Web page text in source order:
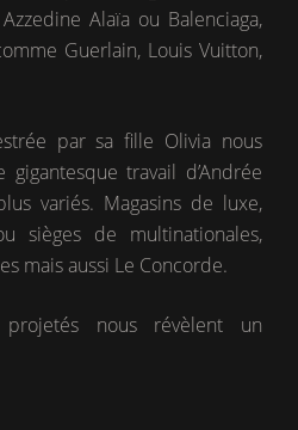
Alaïa ou Balenciaga,
Guerlain, Louis Vuitton,
par sa fille Olivia nous
travail d’Andrée
variés. Magasins de luxe,
sièges de multinationales,
mais aussi Le Concorde.
nous révèlent un